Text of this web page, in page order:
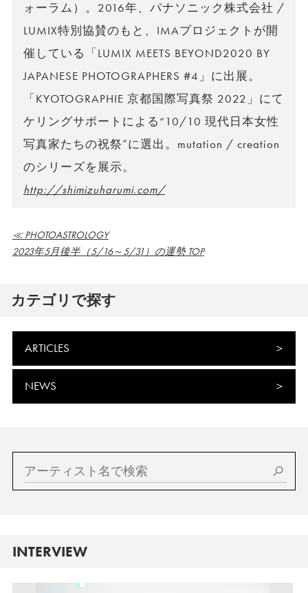
ォーラム）。2016年、パナソニック株式会社 /
LUMIX特別協賛のもと、IMAプロジェクトが開
催している「LUMIX MEETS BEYOND2020 BY
JAPANESE PHOTOGRAPHERS #4」に出展。
「KYOTOGRAPHIE 京都国際写真祭 2022」にて
ケリングサポートによる“10/10 現代日本女性
写真家たちの祝祭”に選出。mutation / creation
のシリーズを展示。
http://shimizuharumi.com/
≪ PHOTOASTROLOGY
2023年5月後半（5/16～5/31）の運勢 TOP
カテゴリで探す
ARTICLES
NEWS
INTERVIEW